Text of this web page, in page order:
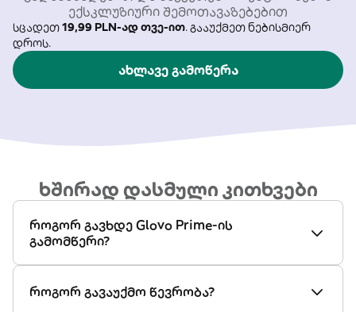
ექსკლუზიური შემოთავაზებებით
სცადეთ19,99 PLN-ად თვე-ით. გააუქმეთ ნებისმიერ
დროს.
ახლავე გამოწერა
ხშირად დასმული კითხვები
როგორ გავხდე Glovo Prime-ის
გამომწერი?
როგორ გავაუქმო წევრობა?